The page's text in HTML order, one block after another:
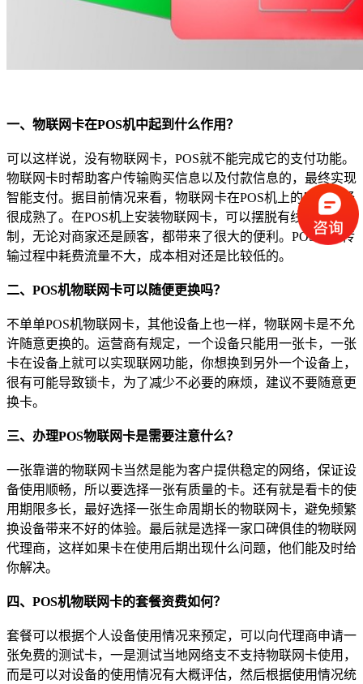
一、物联网卡在POS机中起到什么作用？
可以这样说，没有物联网卡，POS就不能完成它的支付功能。
物联网卡时帮助客户传输购买信息以及付款信息的，最终实现
智能支付。据目前情况来看，物联网卡在POS机上的应用已经
很成熟了。在POS机上安装物联网卡，可以摆脱有线连网的限
制，无论对商家还是顾客，都带来了很大的便利。POS机在传
输过程中耗费流量不大，成本相对还是比较低的。
二、POS机物联网卡可以随便更换吗？
不单单POS机物联网卡，其他设备上也一样，物联网卡是不允
许随意更换的。运营商有规定，一个设备只能用一张卡，一张
卡在设备上就可以实现联网功能，你想换到另外一个设备上，
很有可能导致锁卡，为了减少不必要的麻烦，建议不要随意更
换卡。
三、办理POS物联网卡是需要注意什么？
一张靠谱的物联网卡当然是能为客户提供稳定的网络，保证设
备使用顺畅，所以要选择一张有质量的卡。还有就是看卡的使
用期限多长，最好选择一张生命周期长的物联网卡，避免频繁
换设备带来不好的体验。最后就是选择一家口碑俱佳的物联网
代理商，这样如果卡在使用后期出现什么问题，他们能及时给
你解决。
四、POS机物联网卡的套餐资费如何？
套餐可以根据个人设备使用情况来预定，可以向代理商申请一
张免费的测试卡，一是测试当地网络支不支持物联网卡使用，
而是可以对设备的使用情况有大概评估，然后根据使用情况统